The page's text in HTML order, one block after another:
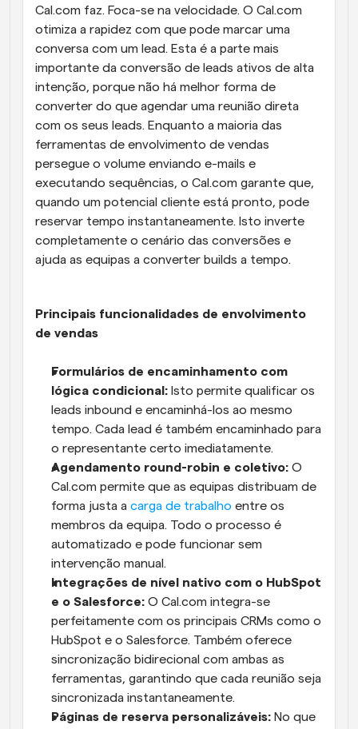
Cal.com faz. Foca-se na velocidade. O Cal.com
otimiza a rapidez com que pode marcar uma
conversa com um lead. Esta é a parte mais
importante da conversão de leads ativos de alta
intenção, porque não há melhor forma de
converter do que agendar uma reunião direta
com os seus leads. Enquanto a maioria das
ferramentas de envolvimento de vendas
persegue o volume enviando e-mails e
executando sequências, o Cal.com garante que,
quando um potencial cliente está pronto, pode
reservar tempo instantaneamente. Isto inverte
completamente o cenário das conversões e
ajuda as equipas a converter builds a tempo.
Principais funcionalidades de envolvimento
de vendas
Formulários de encaminhamento com
lógica condicional: Isto permite qualificar os
leads inbound e encaminhá-los ao mesmo
tempo. Cada lead é também encaminhado para
o representante certo imediatamente.
Agendamento round-robin e coletivo: O
Cal.com permite que as equipas distribuam de
forma justa a carga de trabalho entre os
membros da equipa. Todo o processo é
automatizado e pode funcionar sem
intervenção manual.
Integrações de nível nativo com o HubSpot
e o Salesforce: O Cal.com integra-se
perfeitamente com os principais CRMs como o
HubSpot e o Salesforce. Também oferece
sincronização bidirecional com ambas as
ferramentas, garantindo que cada reunião seja
sincronizada instantaneamente.
Páginas de reserva personalizáveis: No que